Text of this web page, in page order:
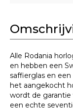
Alle Rodania
en hebben een
saffierglas en een
het aangekocht
wordt de
een echte